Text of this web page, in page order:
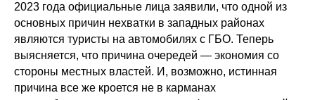
2023 года официальные лица заявили, что одной из
основных причин нехватки в западных районах
являются туристы на автомобилях с ГБО. Теперь
выясняется, что причина очередей — экономия со
стороны местных властей. И, возможно, истинная
причина все же кроется не в карманах